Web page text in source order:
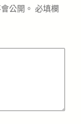
公開。 必填欄